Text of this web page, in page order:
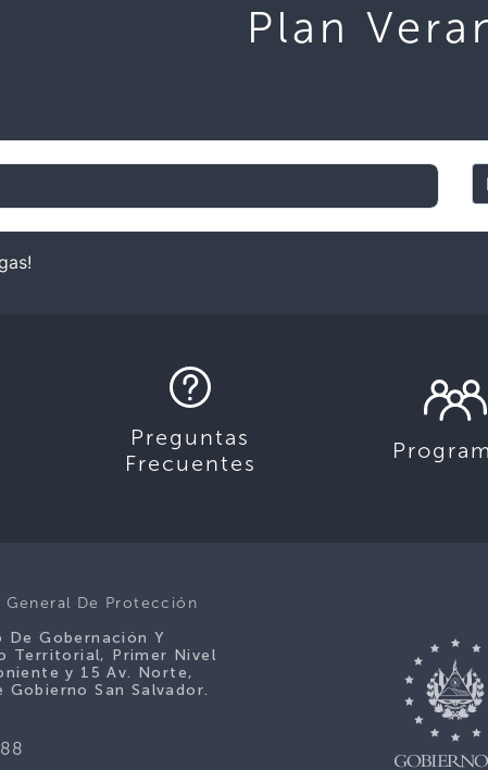
Plan
Preguntas
Frecuentes
General De Protección
De Gobernación Y
Territorial, Primer Nivel
y 15 Av. Norte,
Gobierno San Salvador.